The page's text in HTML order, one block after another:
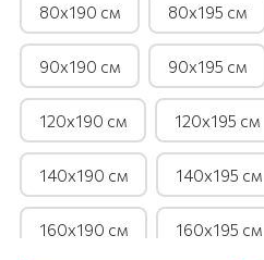
80х190 см 80х195 см
90х190 см 90х195 см
120х190 см 120х195 см
140х190 см 140х195 см
160х190 см 160х195 см